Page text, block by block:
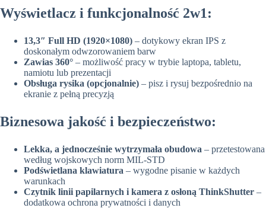
Wyświetlacz i funkcjonalność 2w1:
13,3″ Full HD (1920×1080) – dotykowy ekran IPS z
doskonałym odwzorowaniem barw
Zawias 360° – możliwość pracy w trybie laptopa, tabletu,
namiotu lub prezentacji
Obsługa rysika (opcjonalnie) – pisz i rysuj bezpośrednio na
ekranie z pełną precyzją
Biznesowa jakość i bezpieczeństwo:
Lekka, a jednocześnie wytrzymała obudowa – przetestowana
według wojskowych norm MIL-STD
Podświetlana klawiatura – wygodne pisanie w każdych
warunkach
Czytnik linii papilarnych i kamera z osłoną ThinkShutter –
dodatkowa ochrona prywatności i danych